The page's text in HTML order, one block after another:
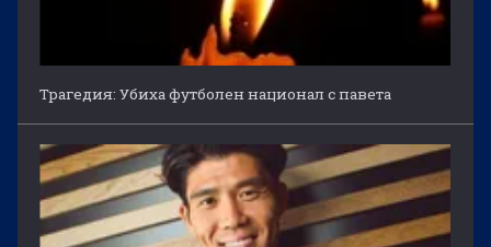
Трагедия: Убиха футболен национал с павета